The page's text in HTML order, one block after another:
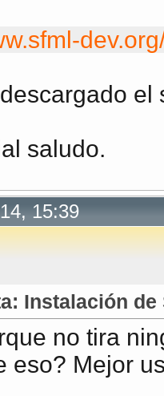
el
saludo.
15:39
Instalación de
no tira
eso? Mejor